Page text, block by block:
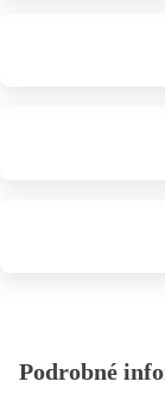
Podrobné